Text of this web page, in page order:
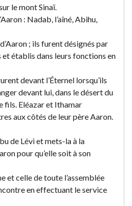
le mont Sinaï.
: Nadab, l’aîné, Abihu,
; ils furent désignés par
établis dans leurs fonctions en
devant l’Éternel lorsqu’ils
devant lui, dans le désert du
fils. Eléazar et Ithamar
aux côtés de leur père Aaron.
de Lévi et mets-la à la
pour qu’elle soit à son
et celle de toute l’assemblée
en effectuant le service